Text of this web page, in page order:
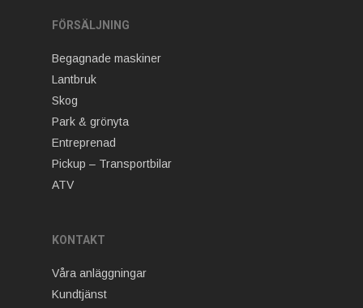
FÖRSÄLJNING
Begagnade maskiner
Lantbruk
Skog
Park & grönyta
Entreprenad
Pickup – Transportbilar
ATV
KONTAKT
Våra anläggningar
Kundtjänst